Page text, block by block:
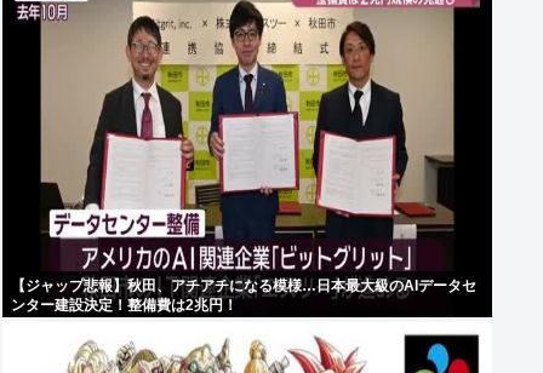
【ジャップ悲報】秋田、アチアチになる模様…日本最大級のAIデータセ
ンター建設決定！整備費は2兆円！